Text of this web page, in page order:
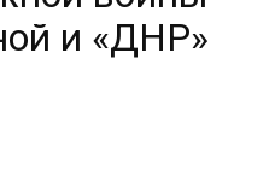
и «ДНР»